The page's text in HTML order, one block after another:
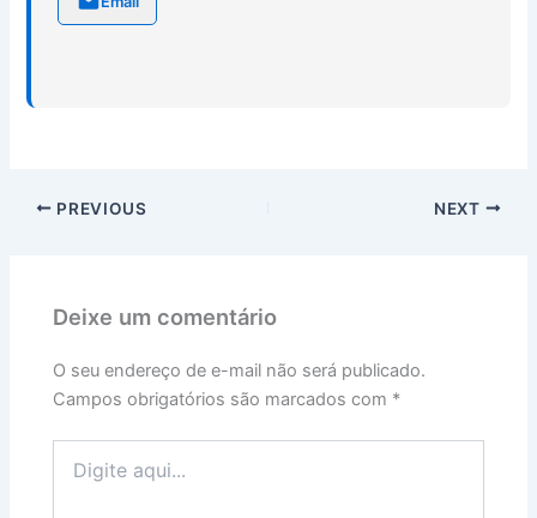
PREVIOUS NEXT
Deixe um comentário
O seu endereço de e-mail não será publicado.
Campos obrigatórios são marcados com *
aqui...